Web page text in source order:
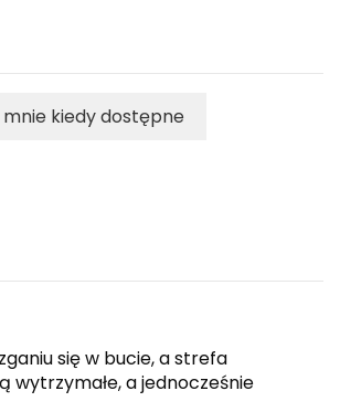
kiedy dostępne
się w bucie, a strefa
wytrzymałe, a jednocześnie